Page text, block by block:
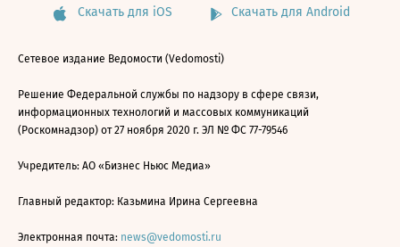
Скачать для iOS Скачать для Android
Сетевое издание Ведомости (Vedomosti)
Решение Федеральной службы по надзору в сфере связи,
информационных технологий и массовых коммуникаций
(Роскомнадзор) от 27 ноября 2020 г. ЭЛ № ФС 77-79546
Учредитель: АО «Бизнес Ньюс Медиа»
Главный редактор: Казьмина Ирина Сергеевна
Электронная почта: news@vedomosti.ru